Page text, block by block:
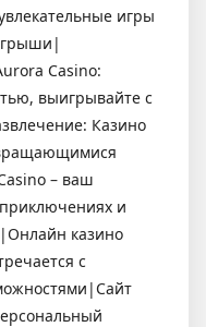
игры
Casino:
выигрывайте с
Казино
– ваш
и
казино
с